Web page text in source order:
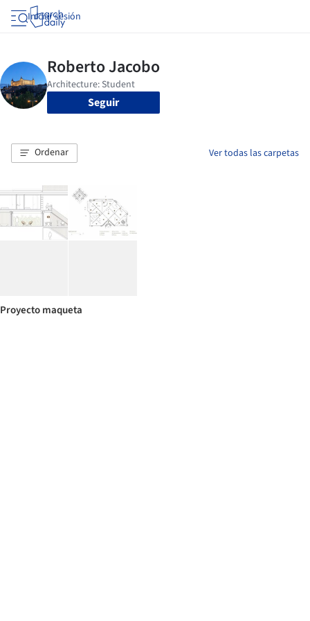
Iniciar sesión
Seguir
Ordenar Ver todas las carpetas
Proyecto maqueta